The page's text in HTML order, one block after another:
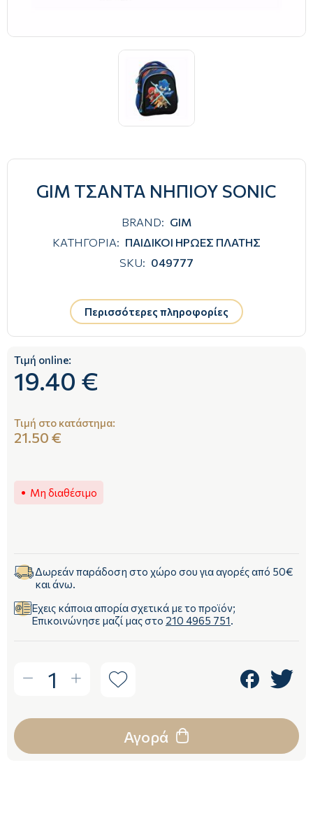
GIM ΤΣΑΝΤΑ ΝΗΠΙΟΥ SONIC
BRAND: GIM
ΚΑΤΗΓΟΡΙΑ: ΠΑΙΔΙΚΟΙ ΗΡΩΕΣ ΠΛΑΤΗΣ
SKU: 049777
Περισσότερες πληροφορίες
Τιμή online:
19.40 €
Τιμή στο κατάστημα:
21.50 €
Μη διαθέσιμο
Δωρεάν παράδοση στο χώρο σου για αγορές από 50€
και άνω.
Έχεις κάποια απορία σχετικά με το προϊόν;
Επικοινώνησε μαζί μας στο 210 4965 751.
1
Αγορά